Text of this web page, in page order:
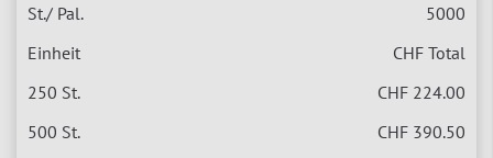
5000
CHF Total
CHF 224.00
CHF 390.50